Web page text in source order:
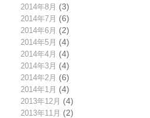
2014年8月 (3)
2014年7月 (6)
2014年6月 (2)
2014年5月 (4)
2014年4月 (4)
2014年3月 (4)
2014年2月 (6)
2014年1月 (4)
2013年12月 (4)
2013年11月 (2)